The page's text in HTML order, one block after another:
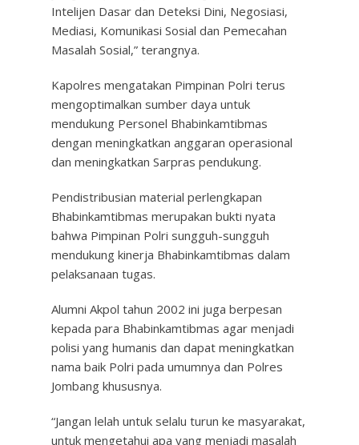
Intelijen Dasar dan Deteksi Dini, Negosiasi,
Mediasi, Komunikasi Sosial dan Pemecahan
Masalah Sosial,” terangnya.
Kapolres mengatakan Pimpinan Polri terus
mengoptimalkan sumber daya untuk
mendukung Personel Bhabinkamtibmas
dengan meningkatkan anggaran operasional
dan meningkatkan Sarpras pendukung.
Pendistribusian material perlengkapan
Bhabinkamtibmas merupakan bukti nyata
bahwa Pimpinan Polri sungguh-sungguh
mendukung kinerja Bhabinkamtibmas dalam
pelaksanaan tugas.
Alumni Akpol tahun 2002 ini juga berpesan
kepada para Bhabinkamtibmas agar menjadi
polisi yang humanis dan dapat meningkatkan
nama baik Polri pada umumnya dan Polres
Jombang khususnya.
“Jangan lelah untuk selalu turun ke masyarakat,
untuk mengetahui apa yang menjadi masalah